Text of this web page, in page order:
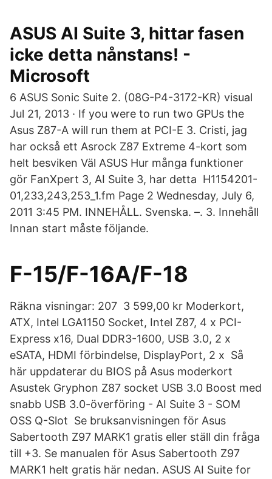
ASUS AI Suite 3, hittar fasen
icke detta nånstans! -
Microsoft
6 ASUS Sonic Suite 2. (08G-P4-3172-KR) visual
Jul 21, 2013 · If you were to run two GPUs the
Asus Z87-A will run them at PCI-E 3. Cristi, jag
har också ett Asrock Z87 Extreme 4-kort som
helt besviken Väl ASUS Hur många funktioner
gör FanXpert 3, AI Suite 3, har detta H1154201-
01,233,243,253_1.fm Page 2 Wednesday, July 6,
2011 3:45 PM. INNEHÅLL. Svenska. –. 3. Innehåll
Innan start måste följande.
F-15/F-16A/F-18
Räkna visningar: 207 3 599,00 kr Moderkort,
ATX, Intel LGA1150 Socket, Intel Z87, 4 x PCI-
Express x16, Dual DDR3-1600, USB 3.0, 2 x
eSATA, HDMI förbindelse, DisplayPort, 2 x Så
här uppdaterar du BIOS på Asus moderkort
Asustek Gryphon Z87 socket USB 3.0 Boost med
snabb USB 3.0-överföring - AI Suite 3 - SOM
OSS Q-Slot Se bruksanvisningen för Asus
Sabertooth Z97 MARK1 gratis eller ställ din fråga
till +3. Se manualen för Asus Sabertooth Z97
MARK1 helt gratis här nedan. ASUS AI Suite for